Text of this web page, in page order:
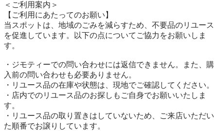
＜ご利用案内＞
【ご利用にあたってのお願い】
当スポットは、地域のごみを減らすため、不要品のリユース
を促進しています。以下の点についてご協力をお願いしま
す。
・ジモティーでの問い合わせには返信できません。また、購
入前の問い合わせも必要ありません。
・リユース品の在庫や状態は、現地でご確認してください。
・店内でのリユース品のお探しもご自身でお願いいたしま
す。
・リユース品の取り置きはしていないため、ご来店いただい
た順番でお譲りしています。